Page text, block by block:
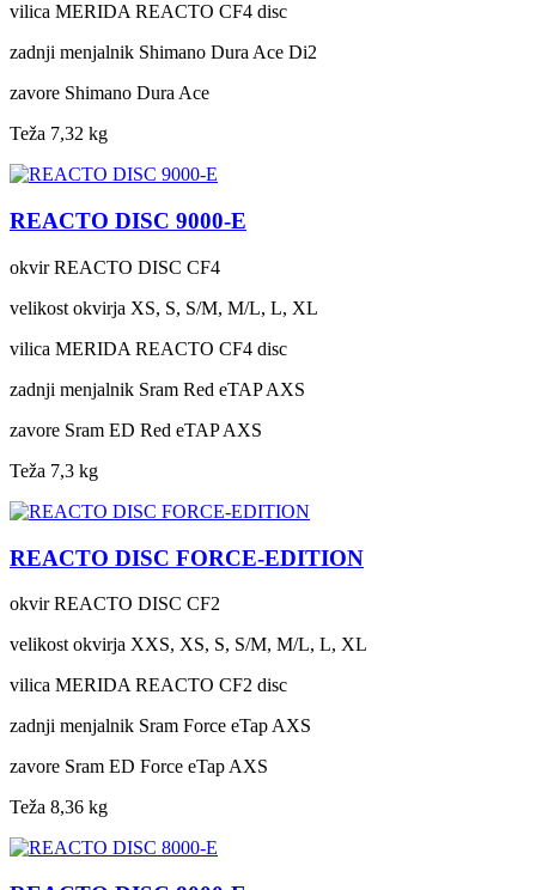
vilica MERIDA REACTO CF4 disc
zadnji menjalnik Shimano Dura Ace Di2
zavore Shimano Dura Ace
Teža 7,32 kg
REACTO DISC 9000-E
okvir REACTO DISC CF4
velikost okvirja XS, S, S/M, M/L, L, XL
vilica MERIDA REACTO CF4 disc
zadnji menjalnik Sram Red eTAP AXS
zavore Sram ED Red eTAP AXS
Teža 7,3 kg
REACTO DISC FORCE-EDITION
okvir REACTO DISC CF2
velikost okvirja XXS, XS, S, S/M, M/L, L, XL
vilica MERIDA REACTO CF2 disc
zadnji menjalnik Sram Force eTap AXS
zavore Sram ED Force eTap AXS
Teža 8,36 kg